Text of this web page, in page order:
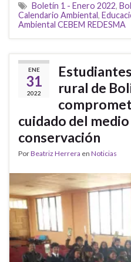
Boletín 1 - Enero 2022,
Calendario Ambiental,
Ambiental CEBEM REDESMA
ENE
31
2022
rural de
cuidado del
conservación
PorBeatriz Herrera en Noticias